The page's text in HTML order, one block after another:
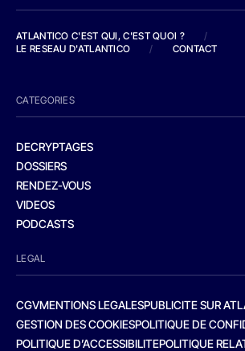
ATLANTICO C'EST QUI, C'EST QUOI ?
/
LE RESEAU D'ATLANTICO
/ CONTACT
CATEGORIES
DECRYPTAGES
DOSSIERS
RENDEZ-VOUS
VIDEOS
PODCASTS
LEGAL
CGVMENTIONS LEGALESPUBLICITE SUR
GESTION DES COOKIESPOLITIQUE DE
POLITIQUE D’ACCESSIBILITEPOLITIQUE